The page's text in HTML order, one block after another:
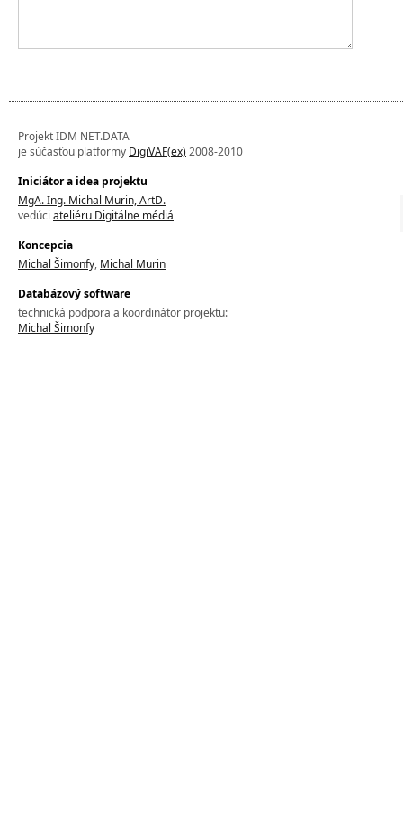
Projekt IDM NET.DATA
je súčasťou platformy DigiVAF(ex)2008-2010
Iniciátor a idea projektu
MgA. Ing. Michal Murin, ArtD.
vedúci ateliéru Digitálne médiá
Koncepcia
Michal Šimonfy, Michal Murin
Databázový software
technická podpora a koordinátor projektu:
Michal Šimonfy